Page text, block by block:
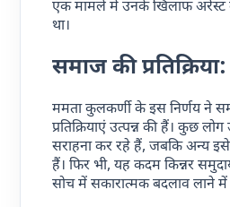
एक मामले में उनके खिलाफ अरेस्ट
था।
समाज की प्रतिक्रिया:
ममता कुलकर्णी के इस निर्णय ने
प्रतिक्रियाएं उत्पन्न की हैं। कुछ
सराहना कर रहे हैं, जबकि अन्य
हैं। फिर भी, यह कदम किन्नर
सोच में सकारात्मक बदलाव लाने